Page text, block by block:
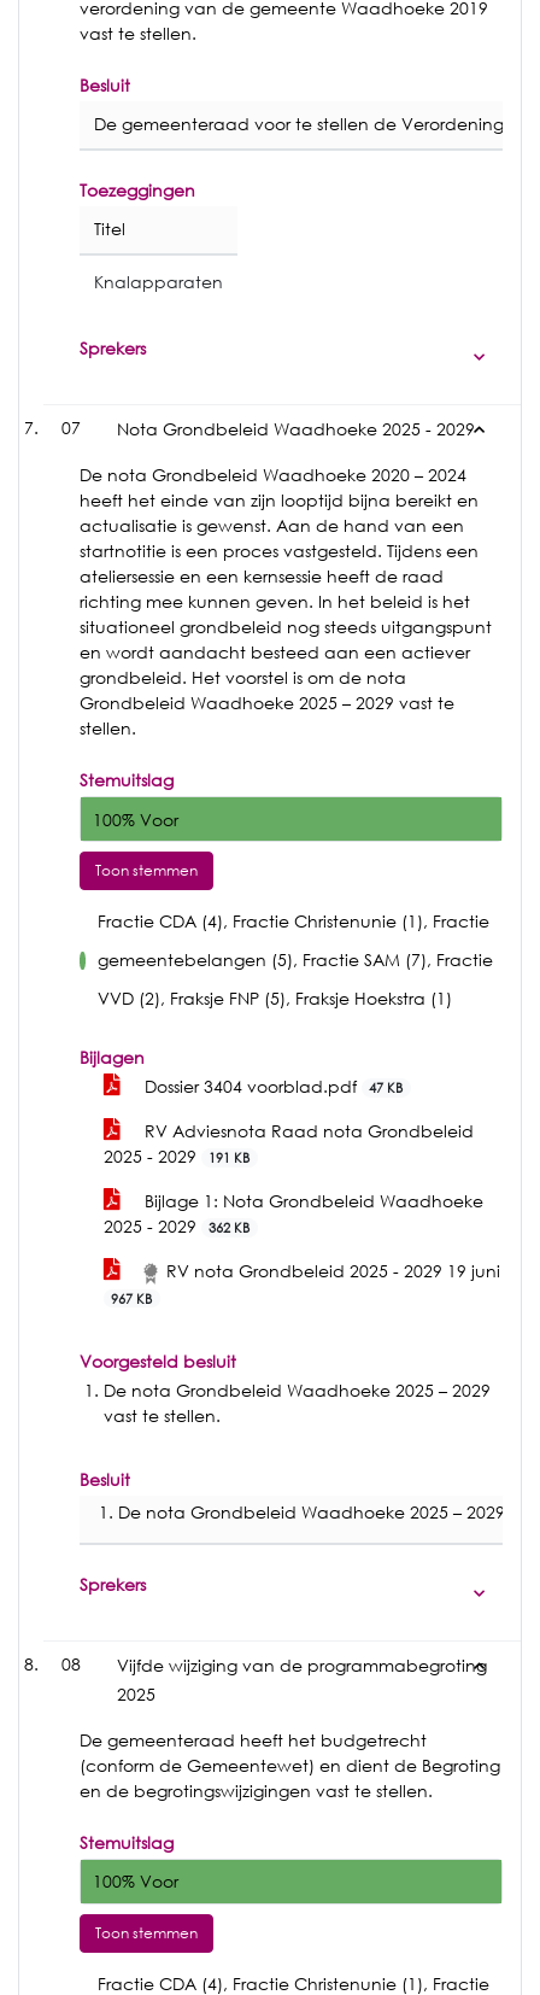
verordening van de gemeente Waadhoeke 2019
vast te stellen.
Besluit
De gemeenteraad voor te stellen de Verordening
Toezeggingen
Titel
Knalapparaten
Sprekers
07 Nota Grondbeleid Waadhoeke 2025 - 2029
De nota Grondbeleid Waadhoeke 2020 – 2024
heeft het einde van zijn looptijd bijna bereikt en
actualisatie is gewenst. Aan de hand van een
startnotitie is een proces vastgesteld. Tijdens een
ateliersessie en een kernsessie heeft de raad
richting mee kunnen geven. In het beleid is het
situationeel grondbeleid nog steeds uitgangspunt
en wordt aandacht besteed aan een actiever
grondbeleid. Het voorstel is om de nota
Grondbeleid Waadhoeke 2025 – 2029 vast te
stellen.
Stemuitslag
100% Voor
Toon stemmen
Fractie CDA (4), Fractie Christenunie (1), Fractie
gemeentebelangen (5), Fractie SAM (7), Fractie
VVD (2), Fraksje FNP (5), Fraksje Hoekstra (1)
Bijlagen
Dossier 3404 voorblad.pdf
47 KB
RV Adviesnota Raad nota Grondbeleid
2025 - 2029
191 KB
Bijlage 1: Nota Grondbeleid Waadhoeke
2025 - 2029
362 KB
RV nota Grondbeleid 2025 - 2029 19 juni
967 KB
Voorgesteld besluit
De nota Grondbeleid Waadhoeke 2025 – 2029
vast te stellen.
Besluit
De nota Grondbeleid Waadhoeke 2025 – 2029
Sprekers
08
Vijfde wijziging van de programmabegroting
2025
De gemeenteraad heeft het budgetrecht
(conform de Gemeentewet) en dient de Begroting
en de begrotingswijzigingen vast te stellen.
Stemuitslag
100% Voor
Toon stemmen
Fractie CDA (4), Fractie Christenunie (1), Fractie